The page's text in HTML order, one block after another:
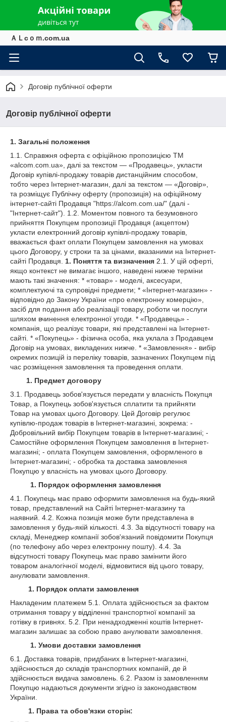
ＡＬcｏｍ.com.ua
Договір публічної оферти
Договір публічної оферти
1. Загальні положення
1.1. Справжня оферта є офіційною пропозицією ТМ
«alcom.com.ua», далі за текстом — «Продавець», укласти
Договір купівлі-продажу товарів дистанційним способом,
тобто через Інтернет-магазин, далі за текстом — «Договір»,
та розміщує Публічну оферту (пропозиція) на офіційному
інтернет-сайті Продавця "https://alcom.com.ua/" (далі -
"Інтернет-сайт"). 1.2. Моментом повного та безумовного
прийняття Покупцем пропозиції Продавця (акцептом)
укласти електронний договір купівлі-продажу товарів,
вважається факт оплати Покупцем замовлення на умовах
цього Договору, у строки та за цінами, вказаними на Інтернет-
сайті Продавця. 1. Поняття та визначення 2.1. У цій оферті,
якщо контекст не вимагає іншого, наведені нижче терміни
мають такі значення: * «товар» - моделі, аксесуари,
комплектуючі та супровідні предмети; * «Інтернет-магазин» -
відповідно до Закону України «про електронну комерцію»,
засіб для подання або реалізації товару, роботи чи послуги
шляхом вчинення електронної угоди. * «Продавець» -
компанія, що реалізує товари, які представлені на Інтернет-
сайті. * «Покупець» - фізична особа, яка уклала з Продавцем
Договір на умовах, викладених нижче. * «Замовлення» - вибір
окремих позицій із переліку товарів, зазначених Покупцем під
час розміщення замовлення та проведення оплати.
1. Предмет договору
3.1. Продавець зобов'язується передати у власність Покупця
Товар, а Покупець зобов'язується сплатити та прийняти
Товар на умовах цього Договору. Цей Договір регулює
купівлю-продаж товарів в Інтернет-магазині, зокрема: -
Добровільний вибір Покупцем товарів в Інтернет-магазині; -
Самостійне оформлення Покупцем замовлення в Інтернет-
магазині; - оплата Покупцем замовлення, оформленого в
Інтернет-магазині; - обробка та доставка замовлення
Покупцю у власність на умовах цього Договору.
1. Порядок оформлення замовлення
4.1. Покупець має право оформити замовлення на будь-який
товар, представлений на Сайті Інтернет-магазину та
наявний. 4.2. Кожна позиція може бути представлена ​​в
замовлення у будь-якій кількості. 4.3. За відсутності товару на
складі, Менеджер компанії зобов'язаний повідомити Покупця
(по телефону або через електронну пошту). 4.4. За
відсутності товару Покупець має право замінити його
товаром аналогічної моделі, відмовитися від цього товару,
анулювати замовлення.
1. Порядок оплати замовлення
Накладеним платежем 5.1. Оплата здійснюється за фактом
отримання товару у відділенні транспортної компанії за
готівку в гривнях. 5.2. При ненадходженні коштів Інтернет-
магазин залишає за собою право анулювати замовлення.
1. Умови доставки замовлення
6.1. Доставка товарів, придбаних в Інтернет-магазині,
здійснюється до складів транспортних компаній, де й
здійснюється видача замовлень. 6.2. Разом із замовленням
Покупцю надаються документи згідно із законодавством
України.
1. Права та обов'язки сторін: